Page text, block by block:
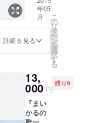
致します！
します
（サイ
ン付
き）※こ
の際に
ご提示
いただ
ければ
チケッ
ばきま
しょ
う。
（都
内、日
曜日の
ぎ、一
時間程
度を予
定。ご
応募頂
年05
月
詳細を見る
こ
の
リ
タ
ー
ン
を
選
択
す
る
13,
000 円
残り9
『まい
かるの